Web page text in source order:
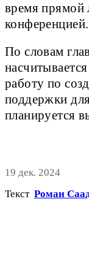
время прямой
конференцией.
По словам
работу по
поддержки
планируется
19 дек. 2024
Текст Роман